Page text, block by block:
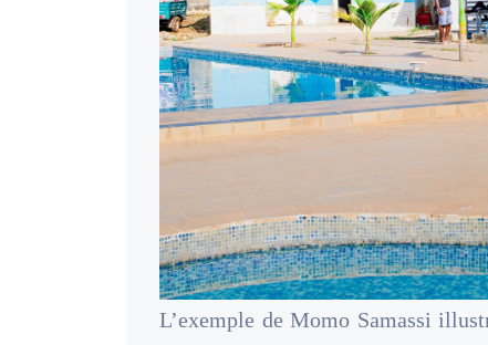
L’exemple de Momo Samassi